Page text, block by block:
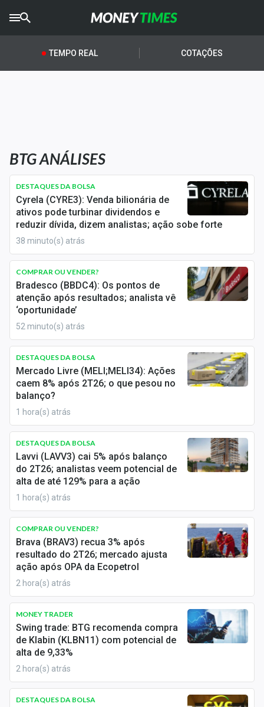
CRYPTOTIMES
AGROTIMES
Newsletters
Money Trader
Anuncie
Últimas Notícias
Newsletters
Cotações
Comprar ou vender?
Carteiras Recomendadas
Central de Dividendos
Central de Fundos Imobiliários
Central dos IPOs
Renda Fixa
Finanças Pessoais
Economia
Empresas
Brasil
Política
Money Trader
Especiais
TEMPO REAL COTAÇÕES
BTG ANÁLISES
DESTAQUES DA BOLSA
Cyrela (CYRE3): Venda bilionária de
ativos pode turbinar dividendos e
reduzir dívida, dizem analistas; ação sobe forte
38 minuto(s) atrás
COMPRAR OU VENDER?
Bradesco (BBDC4): Os pontos de
atenção após resultados; analista vê
‘oportunidade’
52 minuto(s) atrás
DESTAQUES DA BOLSA
Mercado Livre (MELI;MELI34): Ações
caem 8% após 2T26; o que pesou no
balanço?
1 hora(s) atrás
DESTAQUES DA BOLSA
Lavvi (LAVV3) cai 5% após balanço
do 2T26; analistas veem potencial de
alta de até 129% para a ação
1 hora(s) atrás
COMPRAR OU VENDER?
Brava (BRAV3) recua 3% após
resultado do 2T26; mercado ajusta
ação após OPA da Ecopetrol
2 hora(s) atrás
MONEY TRADER
Swing trade: BTG recomenda compra
de Klabin (KLBN11) com potencial de
alta de 9,33%
2 hora(s) atrás
DESTAQUES DA BOLSA